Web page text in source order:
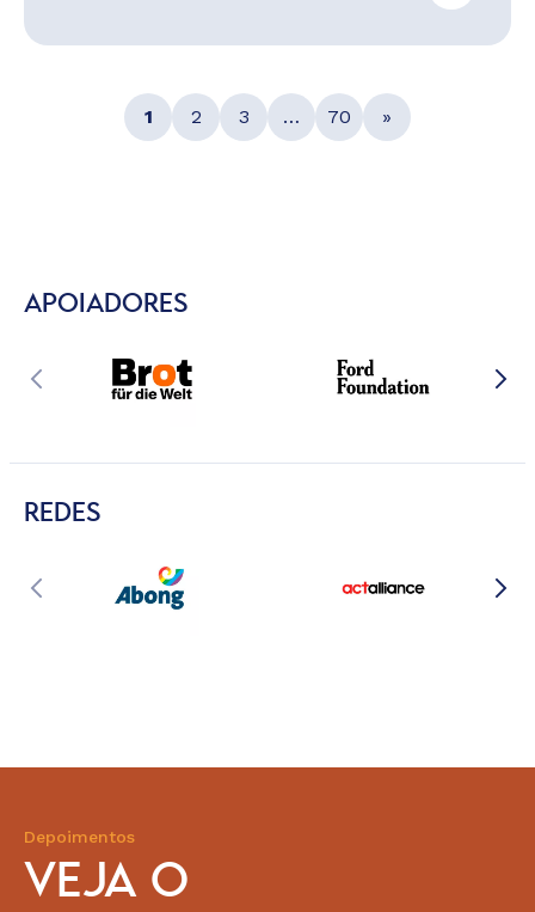
1 2 3 … 70 »
APOIADORES
REDES
Depoimentos
VEJA O